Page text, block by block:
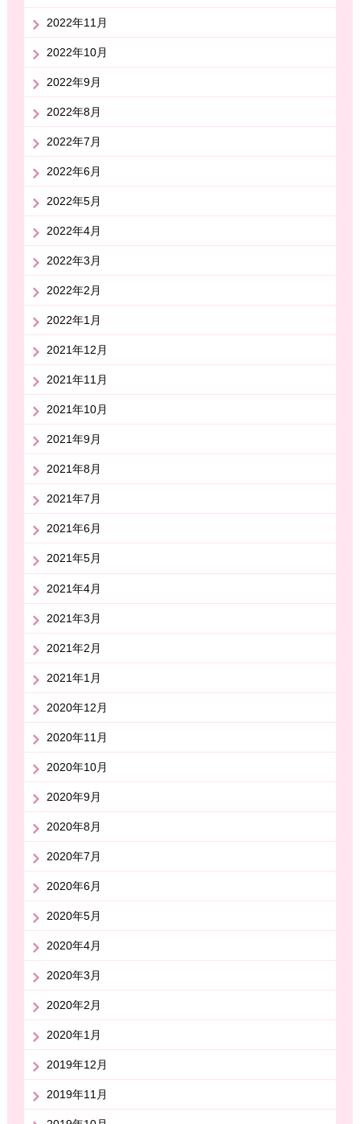
2022年11月
2022年10月
2022年9月
2022年8月
2022年7月
2022年6月
2022年5月
2022年4月
2022年3月
2022年2月
2022年1月
2021年12月
2021年11月
2021年10月
2021年9月
2021年8月
2021年7月
2021年6月
2021年5月
2021年4月
2021年3月
2021年2月
2021年1月
2020年12月
2020年11月
2020年10月
2020年9月
2020年8月
2020年7月
2020年6月
2020年5月
2020年4月
2020年3月
2020年2月
2020年1月
2019年12月
2019年11月